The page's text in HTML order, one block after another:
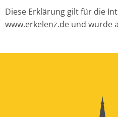
Diese Erklärung gilt für die
www.erkelenz.de und wurde